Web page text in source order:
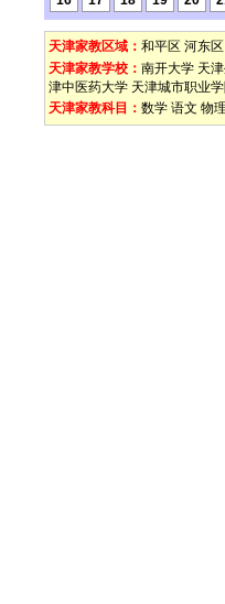
天津家教区域： 和平区 河东区
天津家教学校： 南开大学 天
津中医药大学 天津城市职业
天津家教科目： 数学 语文 物理